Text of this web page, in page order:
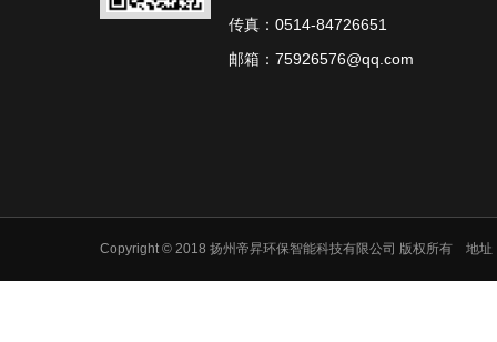
传真：0514-84726651
邮箱：75926576@qq.com
Copyright © 2018 扬州帝昇环保智能科技有限公司 版权所有 地